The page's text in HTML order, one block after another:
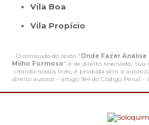
Vila Boa
Vila Propício
O conteúdo do texto "Onde Fazer
Milho Formoso" é de direito reservado.
citando nossos links, é proibida sem a
direito autoral – artigo 184 do Código Penal –